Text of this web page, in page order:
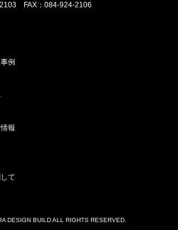
FAX：084-924-2106
例
報
て
DESIGN BUILD ALL RIGHTS RESERVED.